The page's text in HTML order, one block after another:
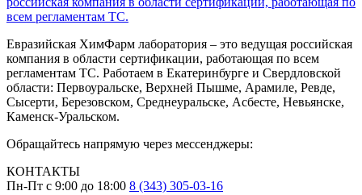
Евразийская ХимФарм лаборатория – это ведущая российская
компания в области сертификации, работающая по всем
регламентам ТС. Работаем в Екатеринбурге и Свердловской
области: Первоуральске, Верхней Пышме, Арамиле, Ревде,
Сысерти, Березовском, Среднеуральске, Асбесте, Невьянске,
Каменск-Уральском.
Обращайтесь напрямую через мессенджеры:
КОНТАКТЫ
Пн-Пт с 9:00 до 18:00 8 (343) 305-03-16